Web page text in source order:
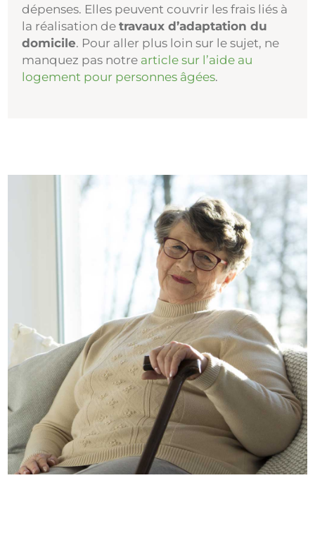
dépenses. Elles peuvent couvrir les frais liés à
la réalisation detravaux d’adaptation du
domicile. Pour aller plus loin sur le sujet, ne
manquez pas notre article sur l’aide au
logement pour personnes âgées.